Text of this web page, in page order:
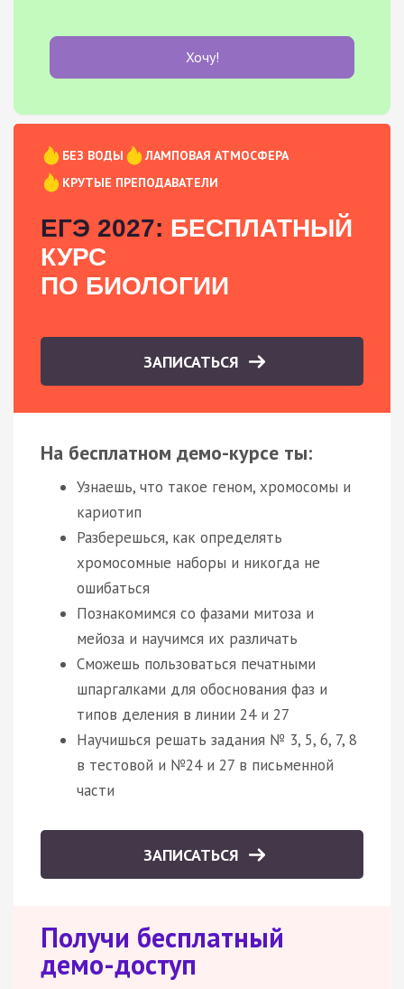
Хочу!
БЕЗ ВОДЫ
ЛАМПОВАЯ АТМОСФЕРА
КРУТЫЕ ПРЕПОДАВАТЕЛИ
ЕГЭ 2027: БЕСПЛАТНЫЙ
КУРС
ПО БИОЛОГИИ
ЗАПИСАТЬСЯ
На бесплатном демо-курсе ты:
Узнаешь, что такое геном, хромосомы и
кариотип
Разберешься, как определять
хромосомные наборы и никогда не
ошибаться
Познакомимся со фазами митоза и
мейоза и научимся их различать
Сможешь пользоваться печатными
шпаргалками для обоснования фаз и
типов деления в линии 24 и 27
Научишься решать задания № 3, 5, 6, 7, 8
в тестовой и №24 и 27 в письменной
части
ЗАПИСАТЬСЯ
Получи бесплатный
демо-доступ